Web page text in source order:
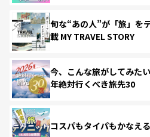
旬な“あの人”が「旅」を
載 MY TRAVEL STORY
今、こんな旅がしてみた
年絶対行くべき旅先30
コスパもタイパもかなえ